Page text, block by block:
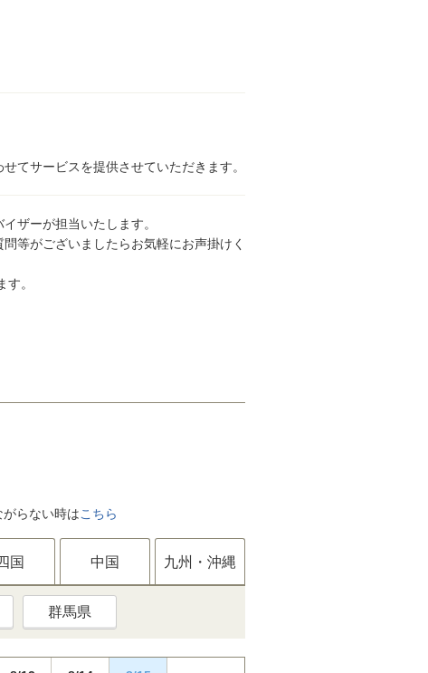
てサービスを提供させていただきます。
ザーが担当いたします。
等がございましたらお気軽にお声掛けく
。
らない時はこちら
国 中国 九州・沖縄
群馬県